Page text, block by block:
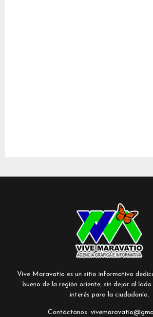
Vive Maravatío es un sitio informativo
bueno de la región oriente, sin dejar al
interés para la ciudadanía.
Contáctanos: